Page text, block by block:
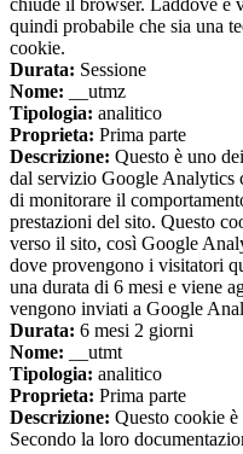
chiude il browser. Laddove è
quindi probabile che sia una
cookie.
Durata: Sessione
Nome: __utmz
Tipologia: analitico
Proprieta: Prima parte
Descrizione: Questo è uno
dal servizio Google Analytics
di monitorare il
prestazioni del sito. Questo
verso il sito, così Google
dove provengono i visitatori
una durata di 6 mesi e viene
vengono inviati a Google
Durata: 6 mesi 2 giorni
Nome: __utmt
Tipologia: analitico
Proprieta: Prima parte
Descrizione: Questo cookie
Secondo la loro